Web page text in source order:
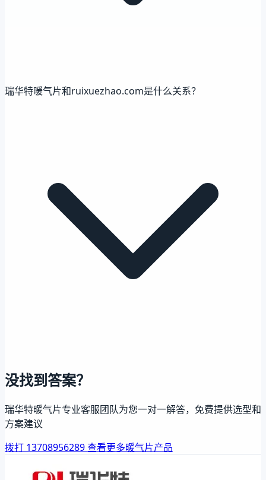
瑞华特暖气片和ruixuezhao.com是什么关系？
没找到答案？
瑞华特暖气片专业客服团队为您一对一解答，免费提供选型和
方案建议
拨打 13708956289查看更多暖气片产品